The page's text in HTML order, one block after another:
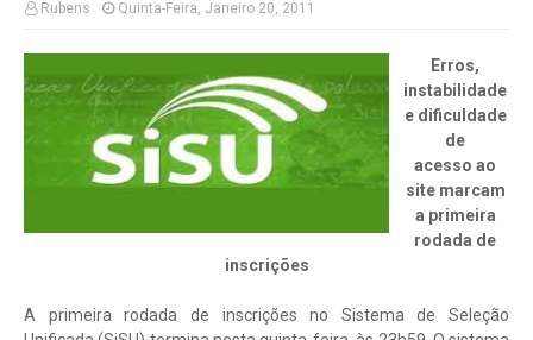
Rubens Quinta-Feira, Janeiro 20, 2011
Erros,
instabilidade
e dificuldade
de
acesso ao
site marcam
a primeira
rodada de
inscrições
A primeira rodada de inscrições no Sistema de Seleção